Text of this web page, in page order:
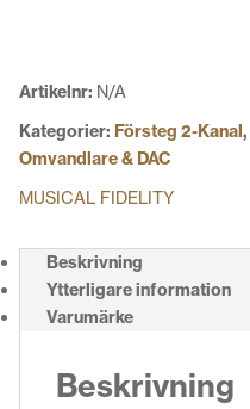
Artikelnr: N/A
Kategorier: Försteg 2-Kanal,
Omvandlare & DAC
MUSICAL FIDELITY
Beskrivning
Ytterligare information
Varumärke
Beskrivning